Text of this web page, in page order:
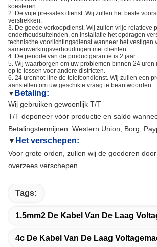
koesteren.
2. De vrije pre-sales dienst. Wij zullen het beste
verstrekken.
3. De goede verkoopdienst. Wij zullen vrije relatieve
onderhoudsuiteinden, en installatie het opdragen
technische voorlichtingsdienst wanneer het vestigen
samenwerkingsverhoudingen met cliënten.
4. De periode van de productgarantie is 2 jaar.
5. Wij waarborgen om uw problemen binnen 24 uren
op te lossen voor andere districten.
6. 24 urenhot-line de telefoondienst. Wij zullen een
aanstellen om uw geschikte vraag te beantwoorden.
▼ Betaling:
Wij gebruiken gewoonlijk T/T
T/T deponeer vóór productie en saldo
Betalingstermijnen: Western Union, Borg,
▼ Het verschepen:
Voor grote orden, zullen wij de goederen
overzees verschepen.
Tags:
1.5mm2 De Kabel Van De Laag
4c De Kabel Van De Laag